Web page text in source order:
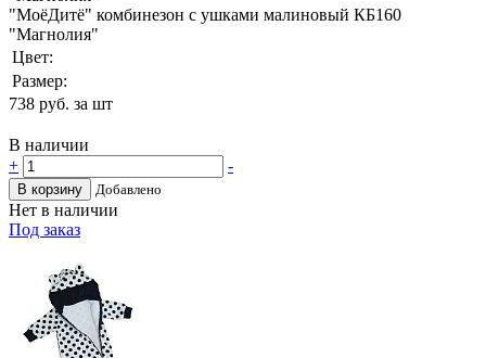
"МоёДитё" комбинезон с ушками малиновый КБ160
"Магнолия"
Цвет:
Размер:
738 руб. за шт
В наличии
+
-
В корзину Добавлено
Нет в наличии
Под заказ